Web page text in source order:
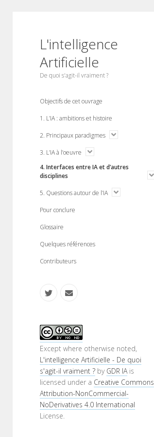
L'intelligence
Artificielle
De quoi s'agit-il vraiment ?
Objectifs de cet ouvrage
1. L’IA : ambitions et histoire
2. Principaux paradigmes
o
m
u
3. L’IA à l’oeuvre
o
e
e
4. Interfaces entre IA et d’autres
disciplines
o
5. Questions autour de l’IA
o
Pour conclure
Glossaire
Quelques références
Contributeurs
i
t
t
e
r
a
i
l
S
i
d
e
b
a
Except where otherwise noted,
L'intelligence Artificielle - De quoi
s'agit-il vraiment ? by GDR IAis
licensed under a Creative Commons
Attribution-NonCommercial-
NoDerivatives 4.0 International
License.